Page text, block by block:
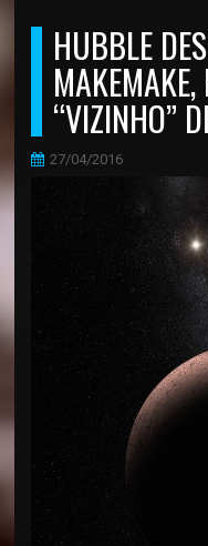
HUBBLE
“VIZINHO”
27/04/2016